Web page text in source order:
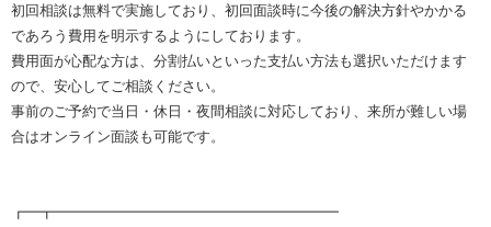
初回相談は無料で実施しており、初回面談時に今後の解決方針やかかる
であろう費用を明示するようにしております。
費用面が心配な方は、分割払いといった支払い方法も選択いただけます
ので、安心してご相談ください。
事前のご予約で当日・休日・夜間相談に対応しており、来所が難しい場
合はオンライン面談も可能です。
┏━┳━━━━━━━━━━━━━━━━━━━━